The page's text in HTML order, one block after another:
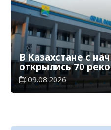
В Казахстане с
открылись 70
09.08.2026